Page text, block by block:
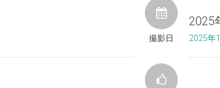
撮影日
2025
2025年